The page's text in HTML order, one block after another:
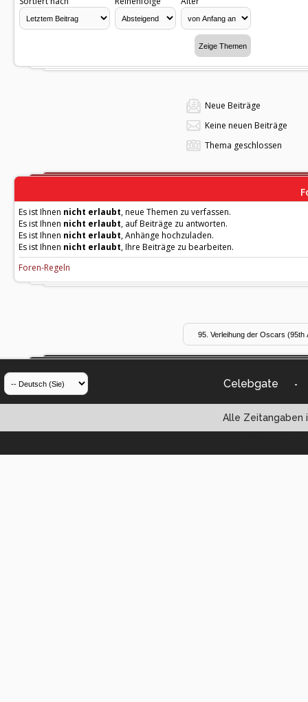
Neue Beiträge
Keine neuen Beiträge
Thema geschlossen
Es ist Ihnen nicht erlaubt, neue Themen zu verfassen.
Es ist Ihnen nicht erlaubt, auf Beiträge zu antworten.
Es ist Ihnen nicht erlaubt, Anhänge hochzuladen.
Es ist Ihnen nicht erlaubt, Ihre Beiträge zu bearbeiten.
Foren-Regeln
Celebgate -
Alle Zeitangaben